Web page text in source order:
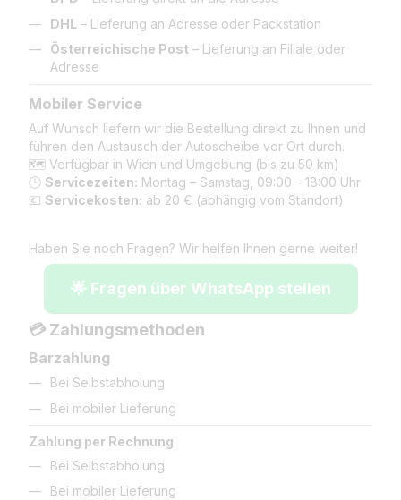
DHL – Lieferung an Adresse oder Packstation
Österreichische Post – Lieferung an Filiale oder
Adresse
Mobiler Service
Auf Wunsch liefern wir die Bestellung direkt zu Ihnen und
führen den Austausch der Autoscheibe vor Ort durch.
🗺️ Verfügbar in Wien und Umgebung (bis zu 50 km)
🕒 Servicezeiten: Montag – Samstag, 09:00 – 18:00 Uhr
💶 Servicekosten: ab 20 € (abhängig vom Standort)
Haben Sie noch Fragen? Wir helfen Ihnen gerne weiter!
🌟 Fragen über WhatsApp stellen
💳 Zahlungsmethoden
Barzahlung
Bei Selbstabholung
Bei mobiler Lieferung
Zahlung per Rechnung
Bei Selbstabholung
Bei mobiler Lieferung